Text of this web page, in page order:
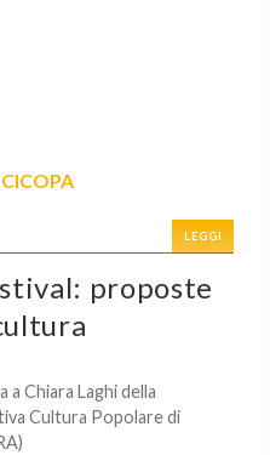
CICOPA
LEGGI
proposte
a Chiara Laghi della
Cultura Popolare di